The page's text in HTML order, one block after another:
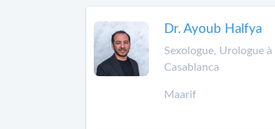
Dr. Ayoub Halfya
Sexologue, Urologue à
Casablanca
Maarif